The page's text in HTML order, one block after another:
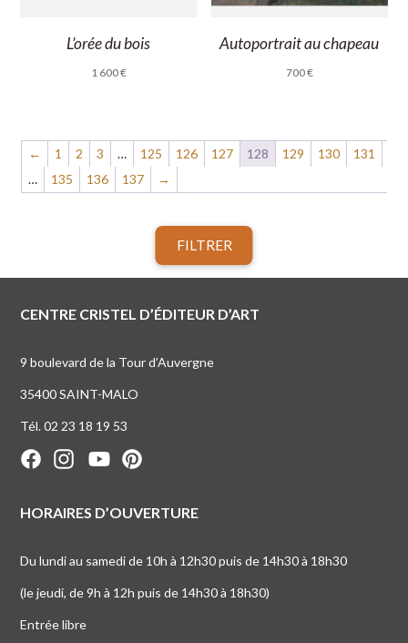
L’orée du bois
1 600€
Autoportrait au chapeau
700€
← 1 2 3 … 125 126 127 128 129 130
131
…
135 136 137 →
FILTRER
CENTRE CRISTEL D’ÉDITEUR D’ART
9 boulevard de la Tour d’Auvergne
35400 SAINT-MALO
Tél. 02 23 18 19 53
HORAIRES D’OUVERTURE
Du lundi au samedi de 10h à 12h30 puis de 14h30 à 18h30
(le jeudi, de 9h à 12h puis de 14h30 à 18h30)
Entrée libre